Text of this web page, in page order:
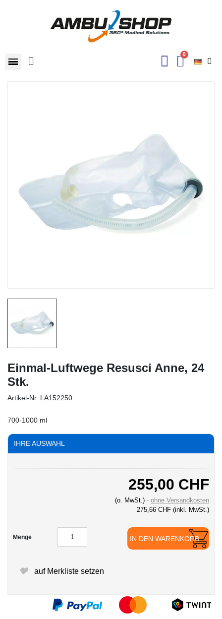
Einmal-Luftwege Resusci Anne, 24
Stk.
Artikel-Nr. LA152250
700-1000 ml
IHRE AUSWAHL
255,00 CHF
(o. MwSt.)
ohne Versandkosten
275,66 CHF (inkl. MwSt.)
Menge IN DEN WARENKORB
auf Merkliste setzen